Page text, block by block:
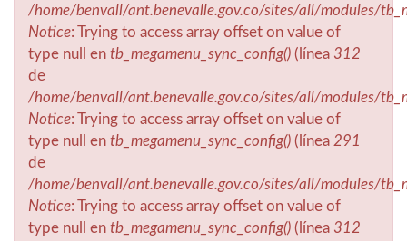
/home/benvall/ant.benevalle.gov.co/sites/all/modules/
Notice: Trying to access array offset on value of
type null en tb_megamenu_sync_config() (línea 312
de
/home/benvall/ant.benevalle.gov.co/sites/all/modules/
Notice: Trying to access array offset on value of
type null en tb_megamenu_sync_config() (línea 291
de
/home/benvall/ant.benevalle.gov.co/sites/all/modules/
Notice: Trying to access array offset on value of
type null en tb_megamenu_sync_config() (línea 312